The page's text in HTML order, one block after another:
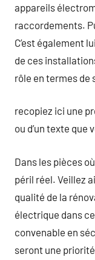
appareils
raccordements.
C’est également
de ces
rôle en termes
recopiez ici une
ou d’un texte que
Dans les pièces
péril réel. Veillez
qualité de la
électrique dans
convenable en
seront une